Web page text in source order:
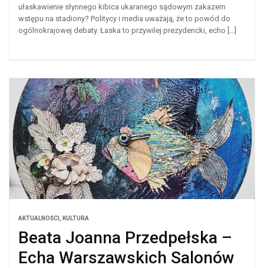
ułaskawienie słynnego kibica ukaranego sądowym zakazem
wstępu na stadiony? Politycy i media uważają, że to powód do
ogólnokrajowej debaty. Łaska to przywilej prezydencki, echo […]
AKTUALNOŚCI KULTURA
Beata Joanna Przedpełska –
Echa Warszawskich Salonów